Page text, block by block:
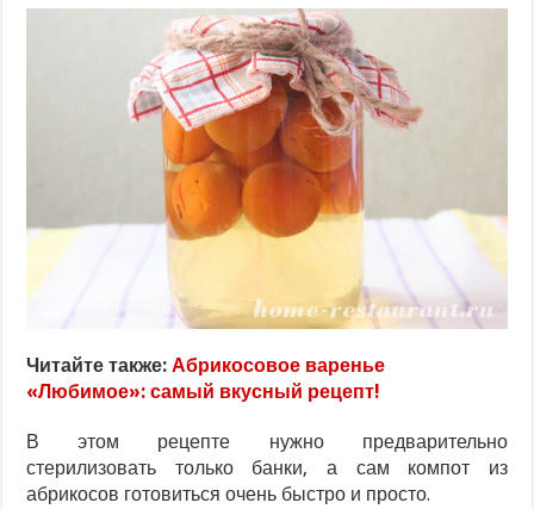
Читайте также:Абрикосовое варенье
«Любимое»: самый вкусный рецепт!
В этом рецепте нужно предварительно
стерилизовать только банки, а сам компот из
абрикосов готовиться очень быстро и просто.